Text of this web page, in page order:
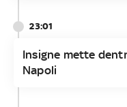
23:01
Insigne mette
Napoli